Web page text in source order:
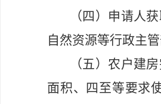
（四）申请人
自然资源等行政主
（五）农户建
面积、四至等要求